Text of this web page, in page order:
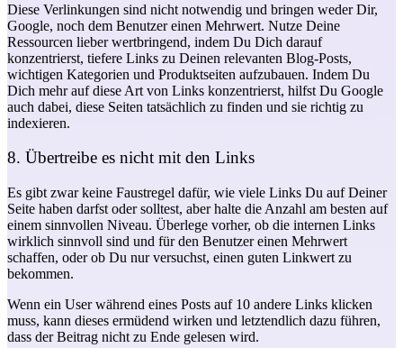
Diese Verlinkungen sind nicht notwendig und bringen weder Dir,
Google, noch dem Benutzer einen Mehrwert. Nutze Deine
Ressourcen lieber wertbringend, indem Du Dich darauf
konzentrierst, tiefere Links zu Deinen relevanten Blog-Posts,
wichtigen Kategorien und Produktseiten aufzubauen. Indem Du
Dich mehr auf diese Art von Links konzentrierst, hilfst Du Google
auch dabei, diese Seiten tatsächlich zu finden und sie richtig zu
indexieren.
8. Übertreibe es nicht mit den Links
Es gibt zwar keine Faustregel dafür, wie viele Links Du auf Deiner
Seite haben darfst oder solltest, aber halte die Anzahl am besten auf
einem sinnvollen Niveau. Überlege vorher, ob die internen Links
wirklich sinnvoll sind und für den Benutzer einen Mehrwert
schaffen, oder ob Du nur versuchst, einen guten Linkwert zu
bekommen.
Wenn ein User während eines Posts auf 10 andere Links klicken
muss, kann dieses ermüdend wirken und letztendlich dazu führen,
dass der Beitrag nicht zu Ende gelesen wird.